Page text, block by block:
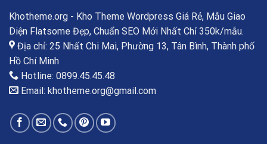
Khotheme.org - Kho Theme Wordpress Giá Rẻ, Mẫu Giao
Diện Flatsome Đẹp, Chuẩn SEO Mới Nhất Chỉ 350k/mẫu.
Địa chỉ: 25 Nhất Chi Mai, Phường 13, Tân Bình, Thành phố
Hồ Chí Minh
Hotline: 0899.45.45.48
Email: khotheme.org@gmail.com